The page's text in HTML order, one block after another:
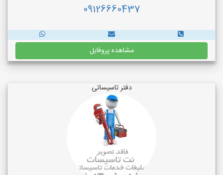
09126660437
مشاهده پروفایل
دفتر تاسیساتی